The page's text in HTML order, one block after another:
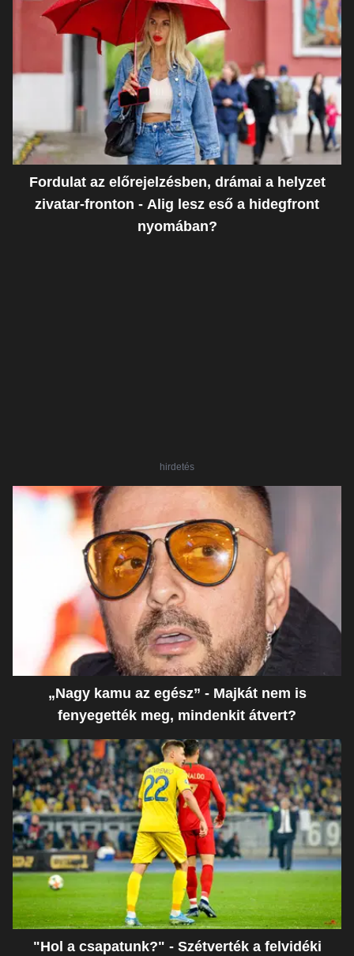
Fordulat az előrejelzésben, drámai a helyzet
zivatar-fronton - Alig lesz eső a hidegfront
nyomában?
hirdetés
„Nagy kamu az egész” - Majkát nem is
fenyegették meg, mindenkit átvert?
"Hol a csapatunk?" - Szétverték a felvidéki